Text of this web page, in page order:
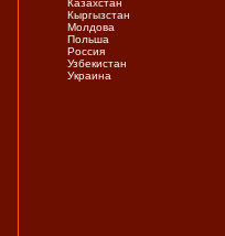
Казахстан
Кыргызстан
Молдова
Польша
Россия
Узбекистан
Украина